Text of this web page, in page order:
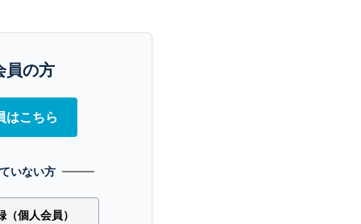
員の方
はこちら
いない方
個人会員）